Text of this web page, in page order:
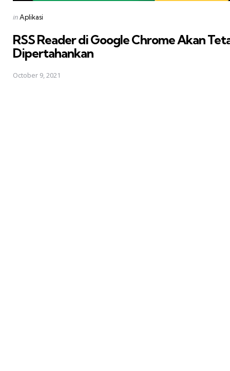
Posted
inAplikasi
RSS Reader di Google Chrome Akan
Dipertahankan
October 9, 2021